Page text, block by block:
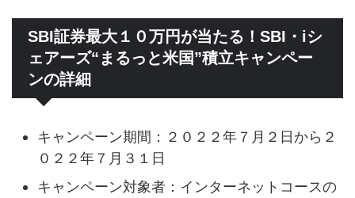
SBI証券最大１０万円が当たる！SBI・iシ
ェアーズ“まるっと米国”積立キャンペー
ンの詳細
キャンペーン期間：２０２２年７月２日から２
０２２年７月３１日
キャンペーン対象者：インターネットコースの